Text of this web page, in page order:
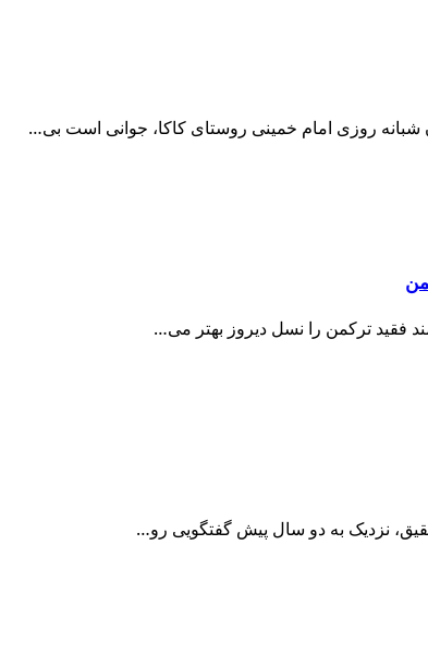
شبانه روزی امام خمینی روستای کاکا، جوانی است بی…
فقید ترکمن را نسل دیروز بهتر می…
نزدیک به دو سال پیش گفتگویی رو…